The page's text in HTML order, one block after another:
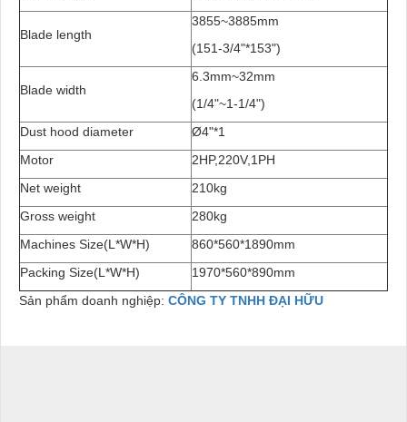
Blade length
3855~3885mm
(151-3/4"*153")
Blade width
6.3mm~32mm
(1/4"~1-1/4")
Dust hood diameter
Ø4"*1
Motor
2HP,220V,1PH
Net weight
210kg
Gross weight
280kg
Machines Size(L*W*H)
860*560*1890mm
Packing Size(L*W*H)
1970*560*890mm
Sản phẩm doanh nghiệp: CÔNG TY TNHH ĐẠI HỮU